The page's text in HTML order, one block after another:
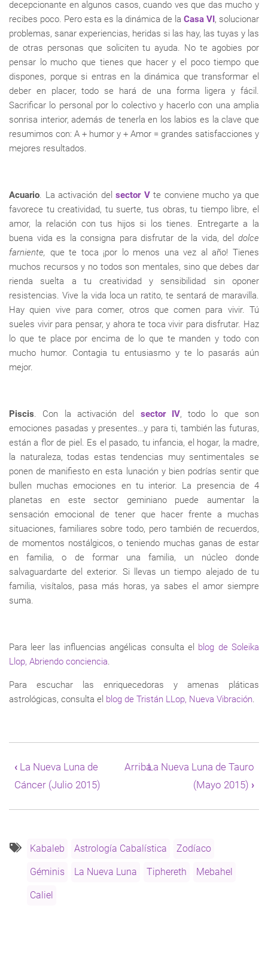
decepcionante en algunos casos, cuando ves que das mucho y
recibes poco. Pero esta es la dinámica de la Casa VI, solucionar
problemas, sanar experiencias, heridas si las hay, las tuyas y las
de otras personas que soliciten tu ayuda. No te agobies por
pensar lo mucho que tienes que hacer y el poco tiempo que
dispones, porque si entras en la dinámica que transformar el
deber en placer, todo se hará de una forma ligera y fácil.
Sacrificar lo personal por lo colectivo y hacerlo con una amplia
sonrisa interior, además de tenerla en los labios es la clave que
resumimos con: A + humor y + Amor = grandes satisfacciones y
mejores resultados.
Acuario . La activación del sector Vte conviene mucho ya que
favorece tu creatividad, tu suerte, tus obras, tu tiempo libre, el
amor, la relación con tus hijos si los tienes. Entregarte a la
buena vida es la consigna para disfrutar de la vida, del dolce
farniente, que te toca ¡por lo menos una vez al año! Tienes
muchos recursos y no todos son mentales, sino que debes dar
rienda suelta a tu creatividad y sensibilidad sin oponer
resistencias. Vive la vida loca un ratito, te sentará de maravilla.
Hay quien vive para comer, otros que comen para vivir. Tú
sueles vivir para pensar, y ahora te toca vivir para disfrutar. Haz
lo que te place por encima de lo que te manden y todo con
mucho humor. Contagia tu entusiasmo y te lo pasarás aún
mejor.
Piscis . Con la activación del sector IV, todo lo que son
emociones pasadas y presentes…y para ti, también las futuras,
están a flor de piel. Es el pasado, tu infancia, el hogar, la madre,
la naturaleza, todas estas tendencias muy sentimentales se
ponen de manifiesto en esta lunación y bien podrías sentir que
bullen muchas emociones en tu interior. La presencia de 4
planetas en este sector geminiano puede aumentar la
sensación emocional de tener que hacer frente a muchas
situaciones, familiares sobre todo, pero también de recuerdos,
de momentos nostálgicos, o teniendo muchas ganas de estar
en familia, o de formar una familia, un núcleo donde
salvaguardarte del exterior. Si llevas un tiempo alejado de tu
familia, visítalos, pasa más horas, ya sabes el amor siempre
suma.
Para leer las influencias angélicas consulta el blog de Soleika
Llop, Abriendo conciencia
Para escuchar las enriquecedoras y amenas pláticas
astrológicas, consulta el blog de Tristán LLop, Nueva Vibración
transversales
de
Book
La
de
(Junio
‹La Nueva Luna de
Cáncer (Julio 2015)
ArribaLa Nueva Luna de Tauro
(Mayo 2015) ›
Kabaleb Astrología Cabalística Zodíaco
Géminis La Nueva Luna Tiphereth Mebahel
Caliel